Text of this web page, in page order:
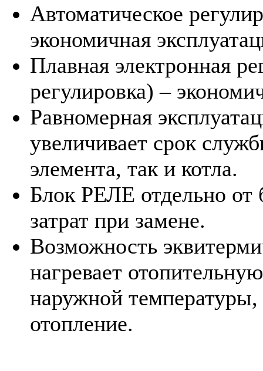
Автоматическое
экономичная
Плавная электронная
регулировка) –
Равномерная
увеличивает срок
элемента, так и котла.
Блок РЕЛЕ отдельно от
затрат при замене.
Возможность
нагревает
наружной
отопление.